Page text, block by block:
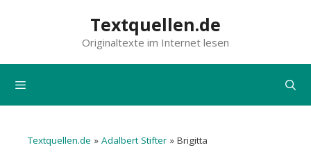
Textquellen.de
Originaltexte im Internet lesen
Textquellen.de » Adalbert Stifter » Brigitta